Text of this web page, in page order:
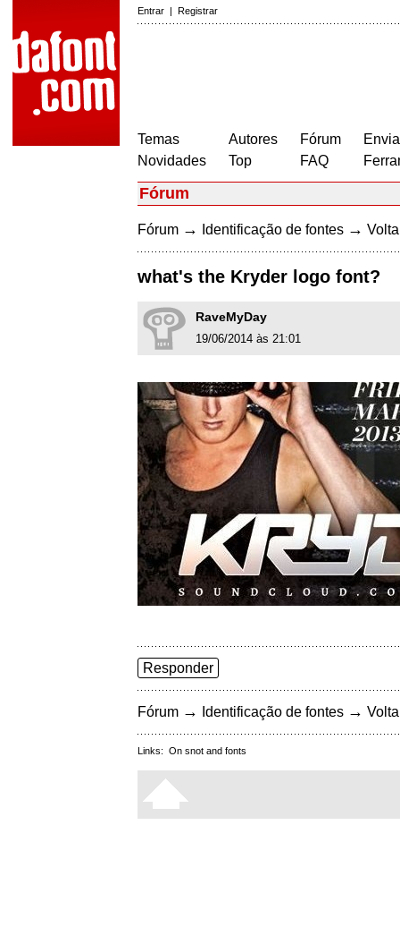
Entrar | Registrar
Temas
Novidades
Autores
Top
Fórum
FAQ
Fórum
Fórum → Identificação de fontes →
what's the Kryder logo font?
RaveMyDay
19/06/2014 às 21:01
Responder
Fórum → Identificação de fontes →
Links: On snot and fonts